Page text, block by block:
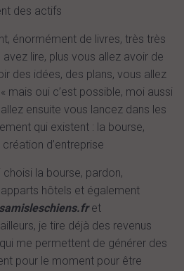
des actifs
énormément de livres, très très
lire, plus vous allez avoir de
des idées, des plans, vous allez
mais oui c’est possible, moi aussi
ensuite vous lancez dans les
qui existent : la bourse,
d’entreprise
choisi la bourse, pardon,
hôtels et également
et
je tire déjà des revenus
me permettent de générer des
pour le moment pour être